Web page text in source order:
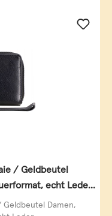
/ Geldbeutel
echt Leder,
Damen,